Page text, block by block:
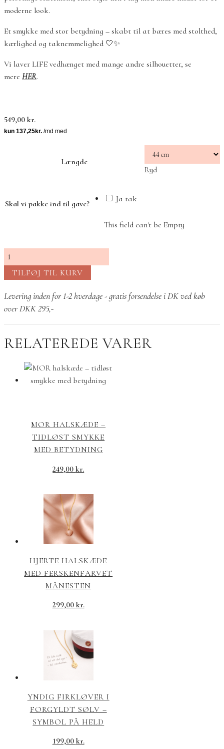
moderne look.
Et smykke med stor betydning – skabt til at bæres med stolthed,
kærlighed og taknemmelighed 🤍✨
Vi laver LIFE vedhænget med mange andre silhouetter, se
mere HER.
549,00 kr.
Længde
Ryd
Skal vi pakke ind til gave? Ja tak
This field can't be Empty
Smykke
med
familie
–
symbol
og
TILFØJ TIL KURV
Levering inden for 1-2 hverdage - gratis forsendelse i DK ved køb
over DKK 295,-
RELATEREDE VARER
MOR HALSKÆDE –
TIDLØST SMYKKE
MED BETYDNING
249,00kr.
HJERTE HALSKÆDE
MED FERSKENFARVET
MÅNESTEN
299,00 kr.
YNDIG FIRKLØVER I
FORGYLDT SØLV –
SYMBOL PÅ HELD
199,00 kr.